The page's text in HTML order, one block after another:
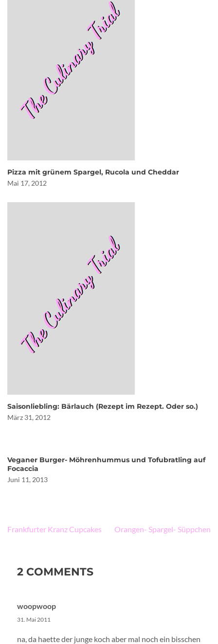
Pizza mit grünem Spargel, Rucola und Cheddar
Mai 17, 2012
Saisonliebling: Bärlauch (Rezept im Rezept. Oder so.)
März 31, 2012
Veganer Burger- Möhrenhummus und Tofubratling auf
Focaccia
Juni 11, 2013
Beitragsnavigation
Frankfurter Kranz Cupcakes Orangen- Spargel- Süppchen
2 COMMENTS
woopwoop
31. Mai 2011
na, da haette der junge koch aber mal noch ein bisschen